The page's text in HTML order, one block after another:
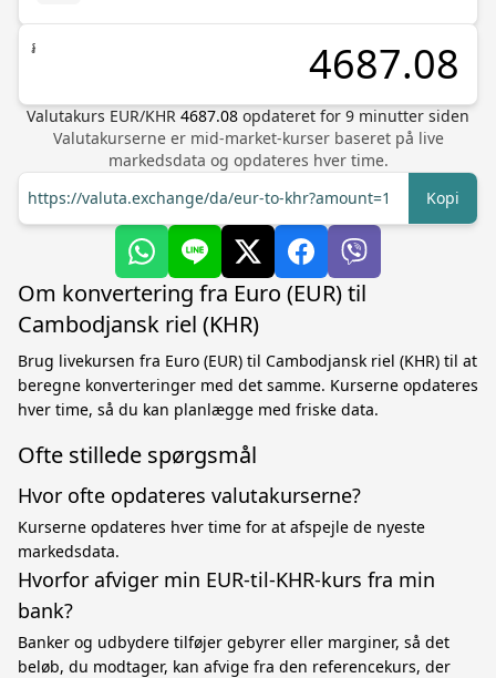
៛
Valutakurs EUR/KHR 4687.08 opdateret for 9 minutter siden
Valutakurserne er mid-market-kurser baseret på live
markedsdata og opdateres hver time.
https://valuta.exchange/da/eur-to-khr?amount=1
Kopi
Om konvertering fra Euro (EUR) til
Cambodjansk riel (KHR)
Brug livekursen fra Euro (EUR) til Cambodjansk riel (KHR) til at
beregne konverteringer med det samme. Kurserne opdateres
hver time, så du kan planlægge med friske data.
Ofte stillede spørgsmål
Hvor ofte opdateres valutakurserne?
Kurserne opdateres hver time for at afspejle de nyeste
markedsdata.
Hvorfor afviger min EUR-til-KHR-kurs fra min
bank?
Banker og udbydere tilføjer gebyrer eller marginer, så det
beløb, du modtager, kan afvige fra den referencekurs, der